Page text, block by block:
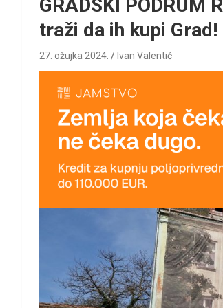
GRADSKI PODRUM
traži da ih kupi Grad!
27. ožujka 2024. Ivan Valentić